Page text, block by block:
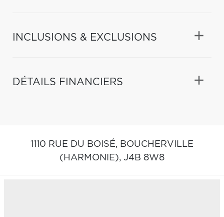
INCLUSIONS & EXCLUSIONS
DÉTAILS FINANCIERS
1110 RUE DU BOISÉ, BOUCHERVILLE
(HARMONIE), J4B 8W8